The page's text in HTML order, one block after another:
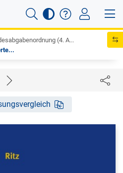
(4. A...